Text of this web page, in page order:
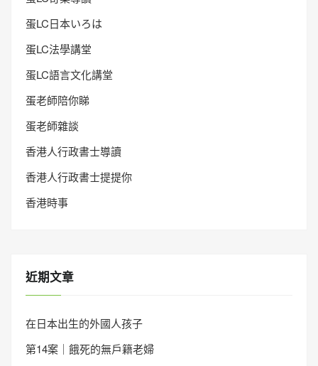
蛋LC日本いろは
蛋LC法學講堂
蛋LC語言文化講堂
蛋老師陪你睇
蛋老師雜談
香港人行政書士導讀
香港人行政書士提提你
香港時事
近期文章
在日本出生的外國人孩子
第14案｜餓死的無戶籍老婦